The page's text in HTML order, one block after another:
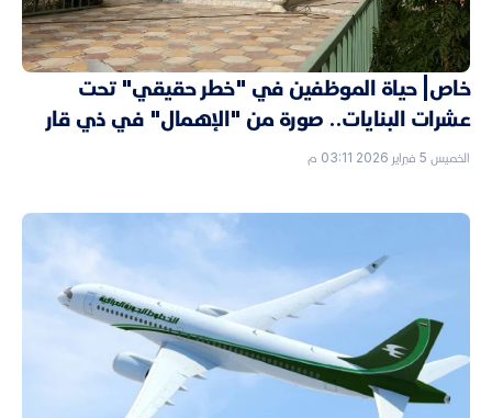
خاص| حياة الموظفين في "خطر حقيقي" تحت
عشرات البنايات.. صورة من "الإهمال" في ذي قار
الخميس 5 فبراير 2026 03:11 م